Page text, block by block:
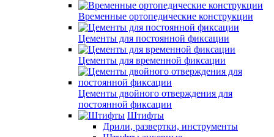
Временные ортопедические конструкции
Цементы для постоянной фиксации
Цементы для временной фиксации
Цементы двойного отверждения для
постоянной фиксации
Штифты
Дрили, развертки, инструменты